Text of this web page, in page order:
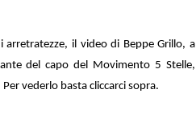
il video di Beppe Grillo, a
del capo del Movimento 5 Stelle,
vederlo basta cliccarci sopra.